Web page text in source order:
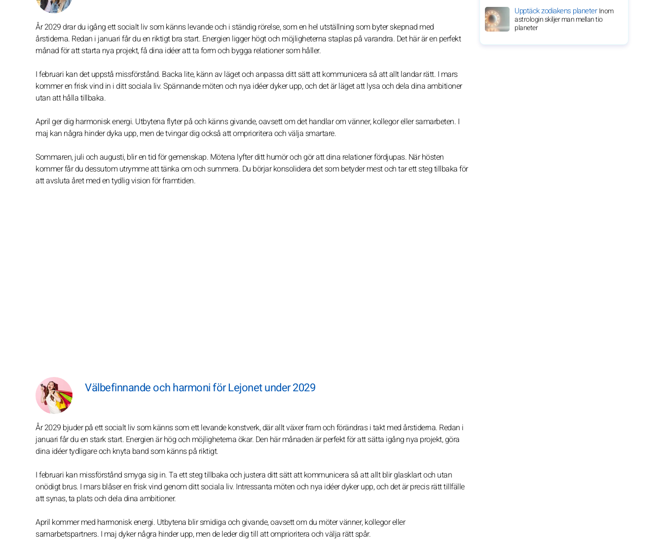
År 2029 drar du igång ett socialt liv som känns levande och i ständig rörelse, som en hel utställning som byter skepnad med
årstiderna. Redan i januari får du en riktigt bra start. Energien ligger högt och möjligheterna staplas på varandra. Det här är en perfekt
månad för att starta nya projekt, få dina idéer att ta form och bygga relationer som håller.
I februari kan det uppstå missförstånd. Backa lite, känn av läget och anpassa ditt sätt att kommunicera så att allt landar rätt. I mars
kommer en frisk vind in i ditt sociala liv. Spännande möten och nya idéer dyker upp, och det är läget att lysa och dela dina ambitioner
utan att hålla tillbaka.
April ger dig harmonisk energi. Utbytena flyter på och känns givande, oavsett om det handlar om vänner, kollegor eller samarbeten. I
maj kan några hinder dyka upp, men de tvingar dig också att omprioritera och välja smartare.
Sommaren, juli och augusti, blir en tid för gemenskap. Mötena lyfter ditt humör och gör att dina relationer fördjupas. När hösten
kommer får du dessutom utrymme att tänka om och summera. Du börjar konsolidera det som betyder mest och tar ett steg tillbaka för
att avsluta året med en tydlig vision för framtiden.
Välbefinnande och harmoni för Lejonet under 2029
År 2029 bjuder på ett socialt liv som känns som ett levande konstverk, där allt växer fram och förändras i takt med årstiderna. Redan i
januari får du en stark start. Energien är hög och möjligheterna ökar. Den här månaden är perfekt för att sätta igång nya projekt, göra
dina idéer tydligare och knyta band som känns på riktigt.
I februari kan missförstånd smyga sig in. Ta ett steg tillbaka och justera ditt sätt att kommunicera så att allt blir glasklart och utan
onödigt brus. I mars blåser en frisk vind genom ditt sociala liv. Intressanta möten och nya idéer dyker upp, och det är precis rätt tillfälle
att synas, ta plats och dela dina ambitioner.
April kommer med harmonisk energi. Utbytena blir smidiga och givande, oavsett om du möter vänner, kollegor eller
samarbetspartners. I maj dyker några hinder upp, men de leder dig till att omprioritera och välja rätt spår.
Upptäck zodiakens planeterInom
astrologin skiljer man mellan tio
planeter